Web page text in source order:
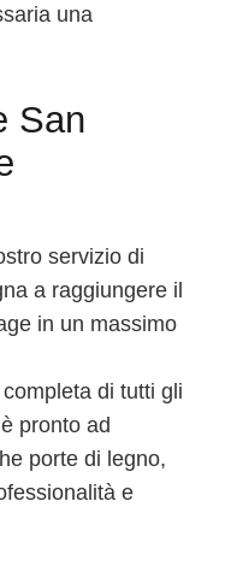
una
San
servizio di
a raggiungere il
in un massimo
di tutti gli
pronto ad
porte di legno,
e